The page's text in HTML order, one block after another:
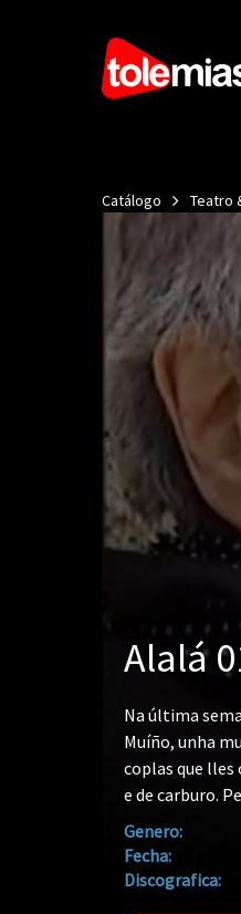
Catálogo Teatro
Alalá
Na última
Muíño, unha
coplas que lles
e de carburo.
auténticos
truculentas
Precisamente
Genero:
Fecha:
Discografica: